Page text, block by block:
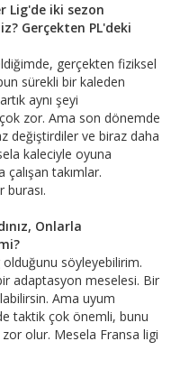
Lig'de iki sezon
Gerçekten PL'deki
gerçekten fiziksel
sürekli bir kaleden
aynı şeyi
zor. Ama son dönemde
değiştirdiler ve biraz daha
kaleciyle oyuna
takımlar.
burası.
Onlarla
olduğunu söyleyebilirim.
adaptasyon meselesi. Bir
Ama uyum
taktik çok önemli, bunu
olur. Mesela Fransa ligi